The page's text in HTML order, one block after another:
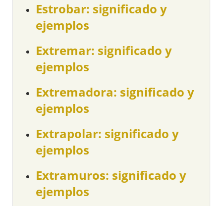
Estrobar: significado y
ejemplos
Extremar: significado y
ejemplos
Extremadora: significado y
ejemplos
Extrapolar: significado y
ejemplos
Extramuros: significado y
ejemplos